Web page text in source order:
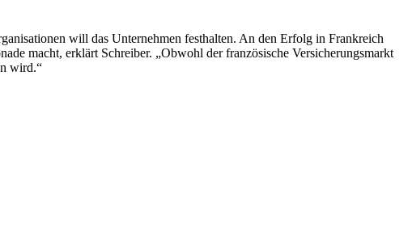
will das Unternehmen festhalten. An den Erfolg in Frankreich
macht, erklärt Schreiber. „Obwohl der französische Versicherungsmarkt
wird.“